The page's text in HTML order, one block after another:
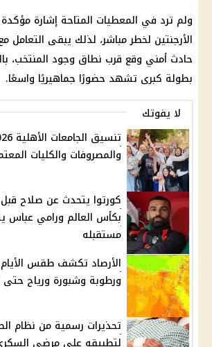
ولم ترد في المعطيات المتاحة إشارة
الأرجنتين لخطر مباشر، لذلك يبقى التعامل
حادث أمني وقع قرب نطاق وجود المنتخب،
بطولة كبرى تشهد حضورًا جماهيريًا واسعًا.
لا يفوتك
والمصروفات والكليات
كورتوا يتحدث عن صلاح
بكأس العالم ورامي عباس
مستقبله
الأرصاد تكشف طقس الأيام
ورطوبة وشبورة ورياح حتى
تحذيرات رسمية من نظام
لتطبيقه على مرضى